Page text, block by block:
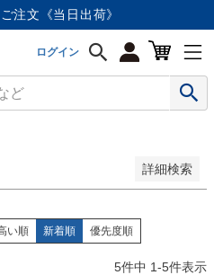
注文《当日出荷》
ログイン
詳細検索
い順 新着順 優先度順
5件中 1-5件表示